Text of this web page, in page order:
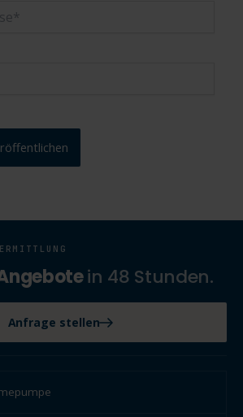
in 48 Stunden.
Anfrage stellen